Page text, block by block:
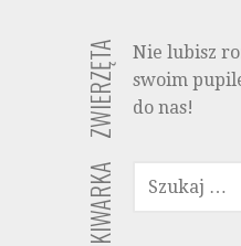
ZWIERZĘTA
Nie lubisz
swoim
do nas!
SZUKAJ: